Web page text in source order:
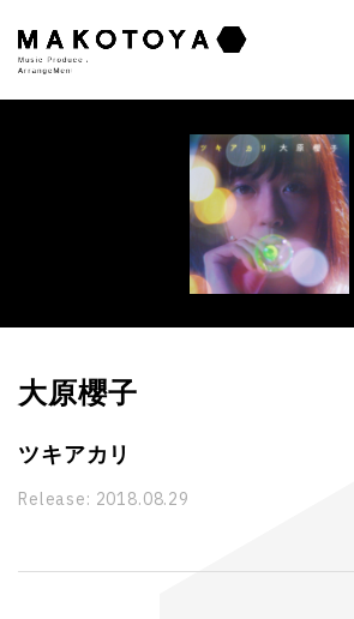
大原櫻子
ツキアカリ
Release: 2018.08.29